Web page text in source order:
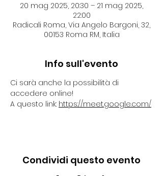
20 mag 2025, 20:30 – 21 mag 2025,
22:00
Radicali Roma, Via Angelo Bargoni, 32,
00153 Roma RM, Italia
Info sull'evento
Ci sarà anche la possibilità di
accedere online!
A questo link: https://meet.google.com/
Condividi questo evento